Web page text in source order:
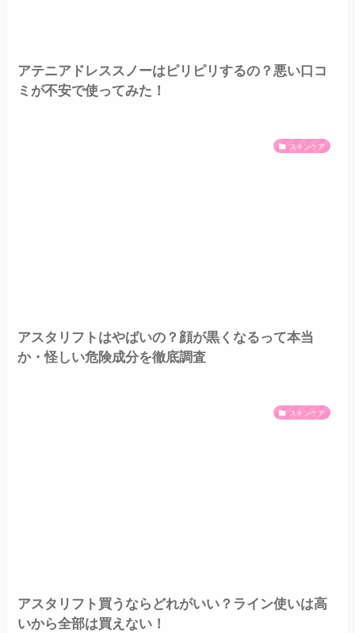
アテニアドレススノーはピリピリするの？悪い口コ
ミが不安で使ってみた！
スキンケア
アスタリフトはやばいの？顔が黒くなるって本当
か・怪しい危険成分を徹底調査
スキンケア
アスタリフト買うならどれがいい？ライン使いは高
いから全部は買えない！